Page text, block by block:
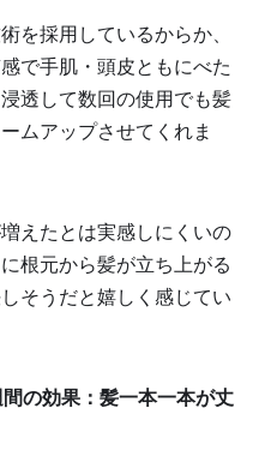
を採用しているからか、
で手肌・頭皮ともにべた
透して数回の使用でも髪
ムアップさせてくれま
えたとは実感しにくいの
根元から髪が立ち上がる
そうだと嬉しく感じてい
間の効果：髪一本一本が丈